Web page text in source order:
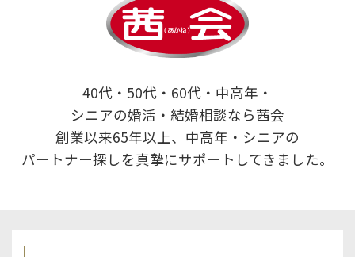
40代・50代・60代・中高年・
シニアの婚活・結婚相談なら茜会
創業以来65年以上、中高年・シニアの
パートナー探しを真摯にサポートしてきました。